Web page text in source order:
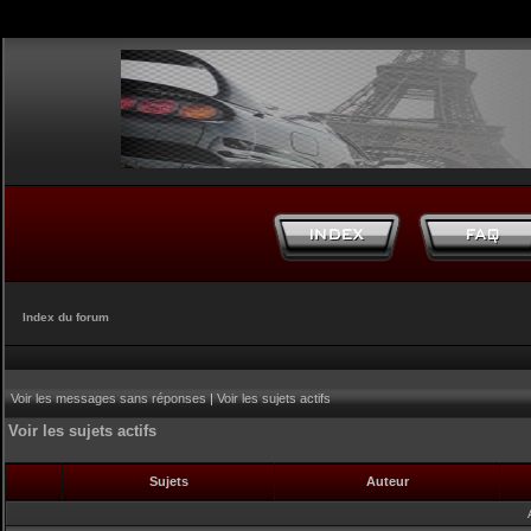
Index du forum
Voir les messages sans réponses|Voir les sujets actifs
Voir les sujets actifs
Sujets Auteur